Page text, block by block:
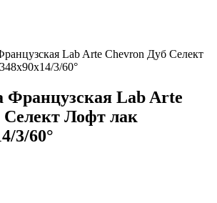
Lab Arte Chevron Дуб Селект
3/60°
Французская Lab Arte
Лофт лак
3/60°